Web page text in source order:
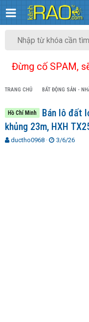
Đừng cố SPAM,
TRANG CHỦ BẤT ĐỘNG SẢN -
Hồ Chí Minh
Bán lô đất
khủng 23m, HXH
T
ductho0968
N
3/6/26